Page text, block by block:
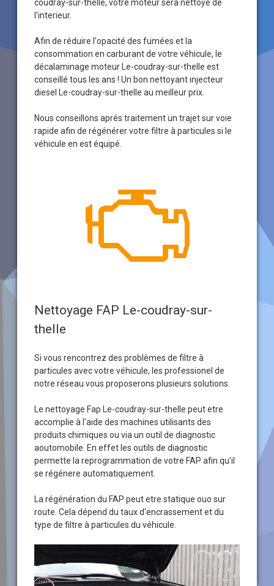
coudray-sur-thelle, votre moteur sera nettoyé de
l'interieur.
Afin de réduire l'opacité des fumées et la
consommation en carburant de votre véhicule, le
décalaminage moteur Le-coudray-sur-thelle est
conseillé tous les ans ! Un bon nettoyant injecteur
diesel Le-coudray-sur-thelle au meilleur prix.
Nous conseillons aprés traitement un trajet sur voie
rapide afin de régénérer votre filtre à particules si le
véhicule en est équipé.
Nettoyage FAP Le-coudray-sur-
thelle
Si vous rencontrez des problèmes de filtre à
particules avec votre véhicule, les professionel de
notre réseau vous proposerons plusieurs solutions.
Le nettoyage Fap Le-coudray-sur-thelle peut etre
accomplie à l'aide des machines utilisants des
produits chimiques ou via un outil de diagnostic
aoutomobile. En effet les outils de diagnostic
permette la reprogrammation de votre FAP afin qu'il
se régénere automatiquement.
La régénération du FAP peut etre statique ouo sur
route. Cela dépend du taux d'encrassement et du
type de filtre à particules du véhicule.